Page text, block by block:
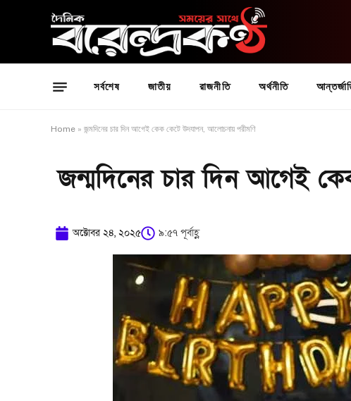
সর্বশেষ জাতীয় রাজনীতি অর্থনীতি
Home » জন্মদিনের চার দিন আগেই কেক কেটে উদযাপন, আলোচনায় পরীমণি
জন্মদিনের চার দিন আগেই
অক্টোবর ২৪, ২০২৫ ৯:৫৭ পূর্বাহ্ণ